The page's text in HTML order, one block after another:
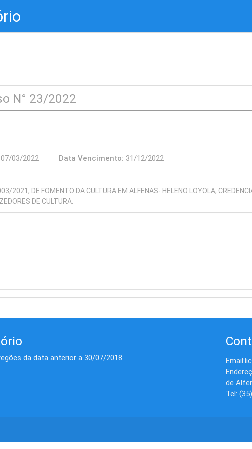
N° 23/2022
07/03/2022 Data Vencimento: 31/12/2022
2021, DE FOMENTO DA CULTURA EM ALFENAS- HELENO LOYOLA,
DE CULTURA.
da data anterior a 30/07/2018
de
Tel: